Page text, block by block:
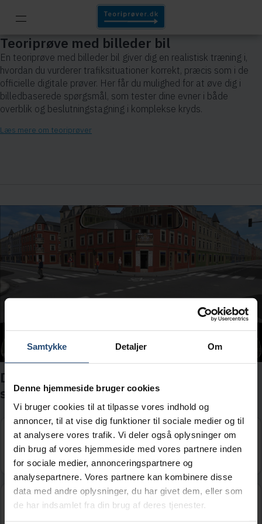
Samtykke Detaljer Om
Denne hjemmeside bruger cookies
Vi bruger cookies til at tilpasse vores indhold og
annoncer, til at vise dig funktioner til sociale medier og til
at analysere vores trafik. Vi deler også oplysninger om
din brug af vores hjemmeside med vores partnere inden
for sociale medier, annonceringspartnere og
analysepartnere. Vores partnere kan kombinere disse
data med andre oplysninger, du har givet dem, eller som
de har indsamlet fra din brug af deres tjenester.
Teoriprøve med billeder bil
En teoriprøve med billeder bil giver dig en realistisk træning i,
hvordan du vurderer trafiksituationer korrekt, præcis som i de
officielle digitale prøver. Her får du mulighed for at øve dig i
billedbaserede spørgsmål, som tester dine evner i både
overblik og beslutningstagning i komplekse kryds.
Læs mere om teoriprøver
Du kører frem til midten af krydset for at
svinge til venstre. Hvad gør du?
Jeg fuldfører venstresvinget med det
samme.
Jeg kører frem til fodgængerfeltet i venstre